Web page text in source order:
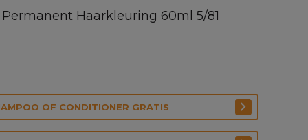
Haarkleuring 60ml 5/81
OF CONDITIONER GRATIS